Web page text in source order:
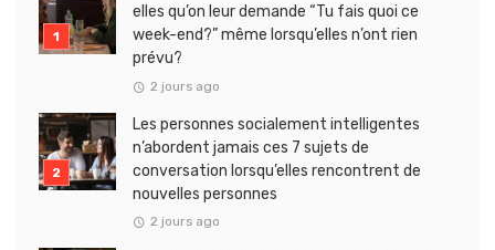
elles qu’on leur demande “Tu fais quoi ce
week-end?” même lorsqu’elles n’ont rien
prévu?
2 jours ago
Les personnes socialement intelligentes
n’abordent jamais ces 7 sujets de
conversation lorsqu’elles rencontrent de
nouvelles personnes
2 jours ago